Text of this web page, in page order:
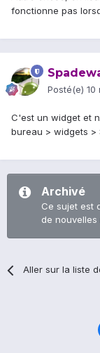
fonctionne pas
Posté(e) 10
C'est un widget et
bureau > widgets >
Archivé
Ce sujet est
de nouvelles
Aller sur la liste